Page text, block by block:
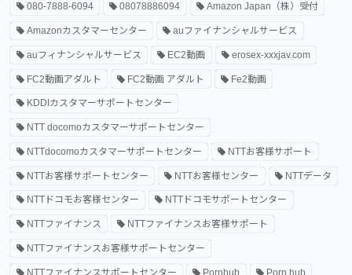
080-7888-6094 08078886094 Amazon Japan（株）受付
Amazonカスタマーセンター auファイナンシャルサービス
auフィナンシャルサービス EC2動画 erosex-xxxjav.com
FC2動画アダルト FC2動画 アダルト Fe2動画
KDDIカスタマーサポートセンター
NTT docomoカスタマーサポートセンター
NTTdocomoカスタマーサポートセンター NTTお客様サポート
NTTお客様サポートセンター NTTお客様センター NTTデータ
NTTドコモお客様センター NTTドコモサポートセンター
NTTファイナンス NTTファイナンスお客様サポート
NTTファイナンスお客様サポートセンター
NTTファイナンスサポートセンター Pornhub Porn hub